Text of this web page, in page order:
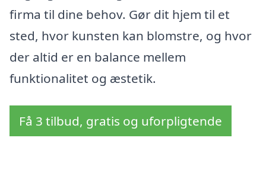
firma til dine behov. Gør dit hjem til et
sted, hvor kunsten kan blomstre, og hvor
der altid er en balance mellem
funktionalitet og æstetik.
Få 3 tilbud, gratis og uforpligtende